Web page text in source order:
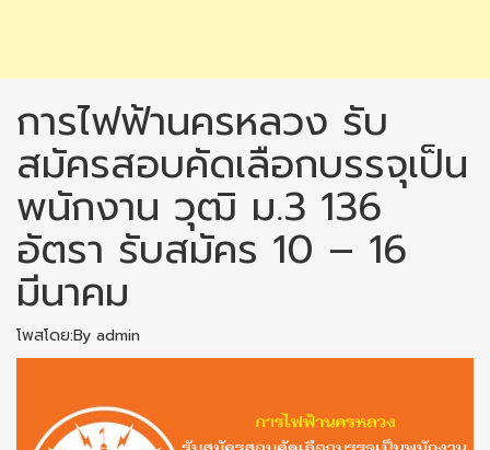
การไฟฟ้านครหลวง รับ
สมัครสอบคัดเลือกบรรจุเป็น
พนักงาน วุฒิ ม.3 136
อัตรา รับสมัคร 10 – 16
มีนาคม
โพสโดย:By admin